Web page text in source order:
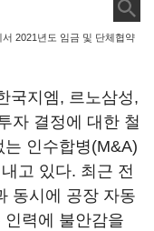
2021년도 임금 및 단체협약
국지엠, 르노삼성,
자 결정에 대한 철
인수합병(M&A)
고 있다. 최근 전
동시에 공장 자동
력에 불안감을